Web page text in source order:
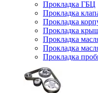
Прокладка ГБЦ
Прокладка
Прокладка
Прокладка
Прокладка
Прокладка
Прокладка